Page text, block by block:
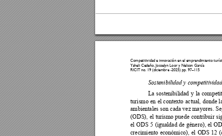
Competitividad e innovación en el emprendimiento
Yaheli Cedeño
Josselyn Loor y Nelson García
RICIT no. 19 (d iciembre -2025) pp. 97– 5
Sostenibilidad y
La sostenibilidad y la
turismo en el contexto actual, donde
ambientales son cada vez mayores.
(ODS), el turismo puede contribuir
el ODS 5 (igualdad de género), el
crecimiento económico), el ODS 12